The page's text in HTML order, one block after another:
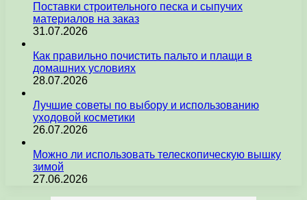
Поставки строительного песка и сыпучих
материалов на заказ
31.07.2026
Как правильно почистить пальто и плащи в
домашних условиях
28.07.2026
Лучшие советы по выбору и использованию
уходовой косметики
26.07.2026
Можно ли использовать телескопическую вышку
зимой
27.06.2026